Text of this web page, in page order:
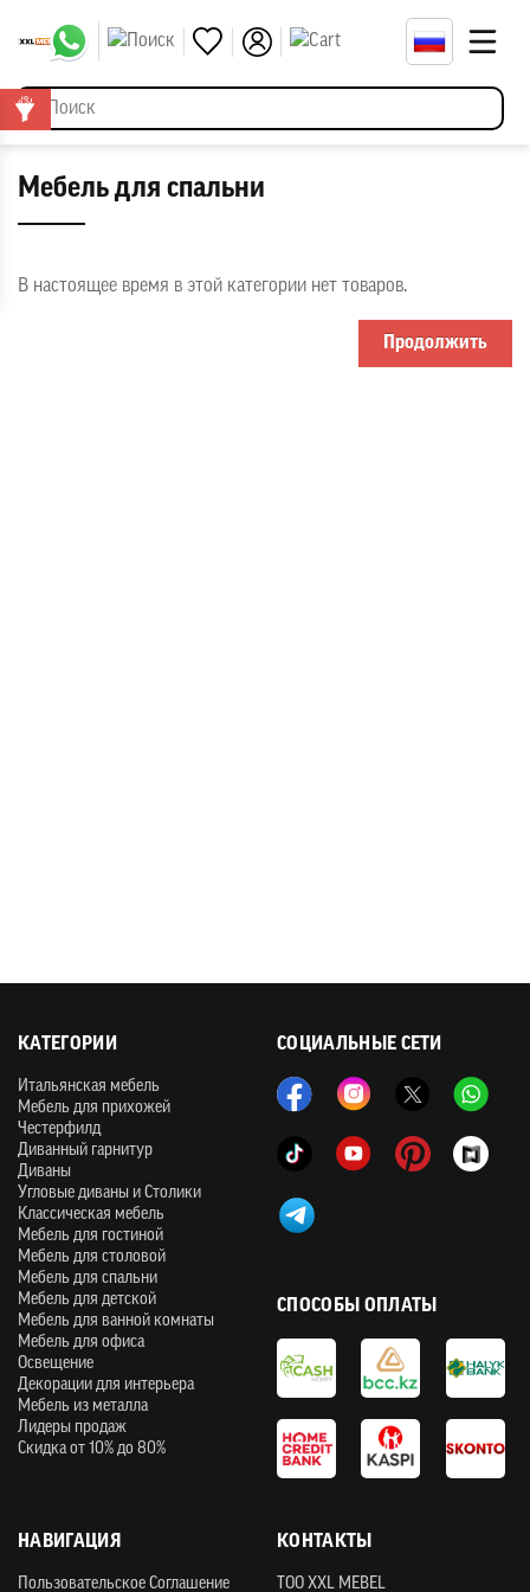
Мебель для спальни
В настоящее время в этой категории нет товаров.
Продолжить
СОЦИАЛЬНЫЕ СЕТИ
КАТЕГОРИИ
Итальянская мебель
Мебель для прихожей
Честерфилд
Диванный гарнитур
Диваны
Угловые диваны и Столики
Классическая мебель
Мебель для гостиной
Мебель для столовой
Мебель для спальни
Мебель для детской
Мебель для ванной комнаты
Мебель для офиса
Освещение
Декорации для интерьера
Мебель из металла
Лидеры продаж
Скидка от 10% до 80%
НАВИГАЦИЯ
Пользовательское Соглашение
СПОСОБЫ ОПЛАТЫ
КОНТАКТЫ
ТOO XXL MEBEL